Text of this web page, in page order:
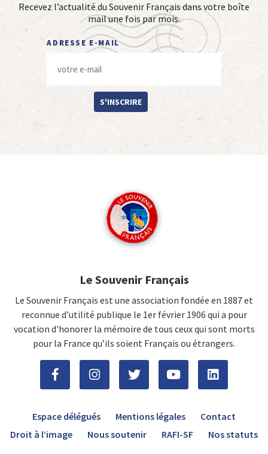
Recevez l’actualité du Souvenir Français dans votre boîte
mail une fois par mois.
ADRESSE E-MAIL
S'INSCRIRE
Le Souvenir Français
Le Souvenir Français est une association fondée en 1887 et
reconnue d’utilité publique le 1er février 1906 qui a pour
vocation d'honorer la mémoire de tous ceux qui sont morts
pour la France qu’ils soient Français ou étrangers.
Espace délégués Mentions légales
Contact
Droit à l’image
Nous soutenir RAFI-SF Nos statuts